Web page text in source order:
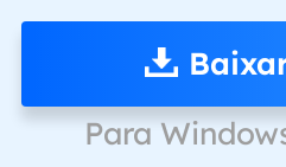
Para